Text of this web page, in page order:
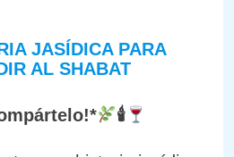
JASÍDICA PARA
AL SHABAT
🕯